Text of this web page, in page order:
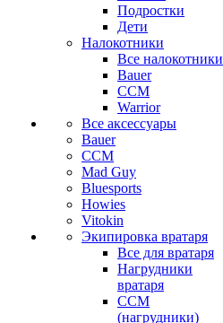
Подростки
Дети
Налокотники
Все налокотники
Bauer
CCM
Warrior
Все аксессуары
Bauer
CCM
Mad Guy
Bluesports
Howies
Vitokin
Экипировка вратаря
Все для вратаря
Нагрудники
вратаря
CCM
(нагрудники)